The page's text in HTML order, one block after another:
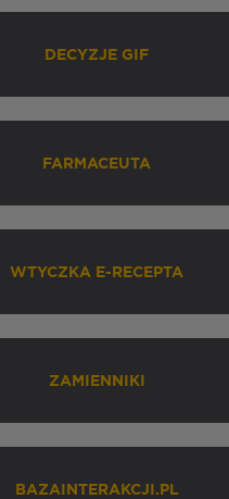
DECYZJE GIF
FARMACEUTA
WTYCZKA E-RECEPTA
ZAMIENNIKI
BAZAINTERAKCJI.PL